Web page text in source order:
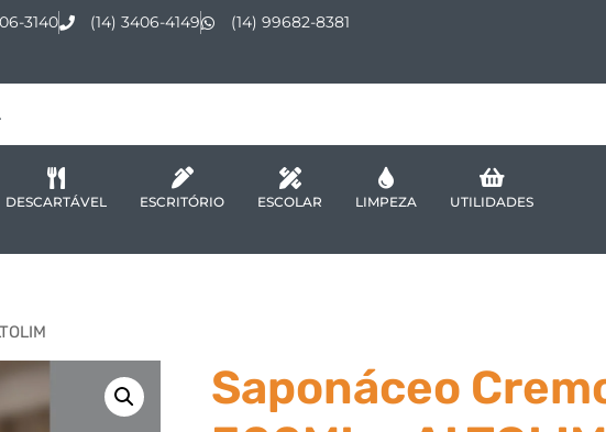
3140 (14) 3406-4149 (14) 99682-8381
DESCARTÁVEL ESCRITÓRIO ESCOLAR LIMPEZA UTILIDADES
Saponáceo